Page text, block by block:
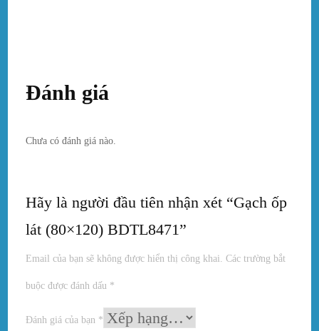
Đánh giá
Chưa có đánh giá nào.
Hãy là người đầu tiên nhận xét “Gạch ốp
lát (80×120) BDTL8471”
Email của bạn sẽ không được hiển thị công khai. Các trường bắt
buộc được đánh dấu *
Đánh giá của bạn *